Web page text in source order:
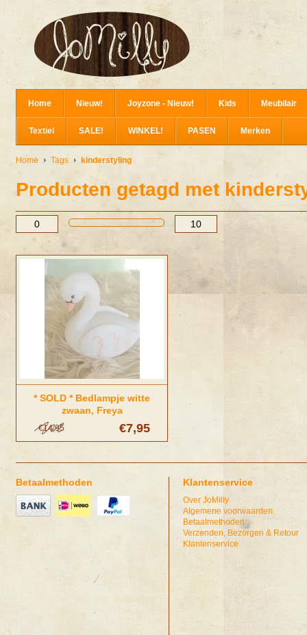
Home Nieuw! Joyzone - Nieuw! Kids Meubilair
Textiel SALE! WINKEL! PASEN Merken
Home Tags kinderstyling
Producten getagd met
* SOLD * Bedlampje witte
zwaan, Freya
€7,95
€14,95
Betaalmethoden Klantenservice
Over JoMilly
Algemene voorwaarden
Betaalmethoden
Verzenden, Bezorgen & Retour
Klantenservice